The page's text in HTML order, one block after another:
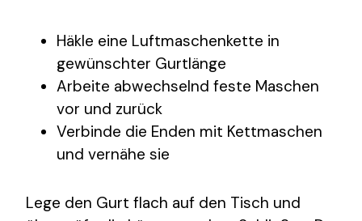
Häkle eine Luftmaschenkette in
gewünschter Gurtlänge
Arbeite abwechselnd feste Maschen
vor und zurück
Verbinde die Enden mit Kettmaschen
und vernähe sie
Lege den Gurt flach auf den Tisch und